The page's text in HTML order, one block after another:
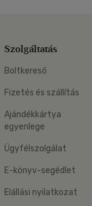
Szolgáltatás
Boltkereső
Fizetés és szállítás
Ajándékkártya
egyenlege
Ügyfélszolgálat
E-könyv-segédlet
Elállási nyilatkozat